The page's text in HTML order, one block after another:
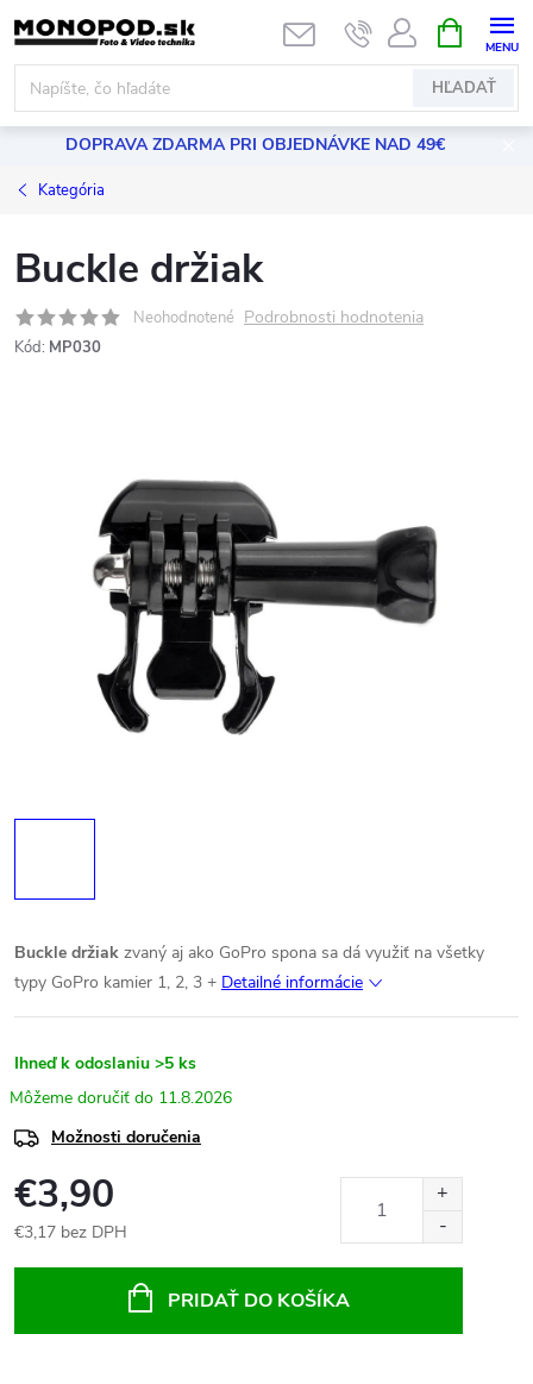
Prejsť
na
obsah
HĽADAŤ
KOŠÍK
DOPRAVA ZDARMA PRI OBJEDNÁVKE NAD 49€
Kategória
Buckle držiak
Neohodnotené Podrobnosti hodnotenia
Kód: MP030
Buckle držiak zvaný aj ako GoPro spona sa dá využiť na všetky
typy GoPro kamier 1, 2, 3 + Detailné informácie
Ihneď k odoslaniu >5 ks
11.8.2026
Možnosti doručenia
€3,90
€3,17 bez DPH
PRIDAŤ DO KOŠÍKA